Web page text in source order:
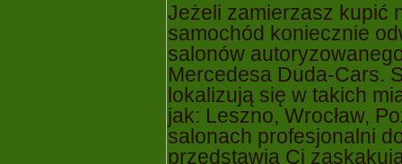
Jeżeli zamierzasz kupić
samochód koniecznie
salonów
Mercedesa Duda-Cars.
lokalizują się w takich
jak: Leszno, Wrocław,
salonach profesjonalni
przedstawią Ci